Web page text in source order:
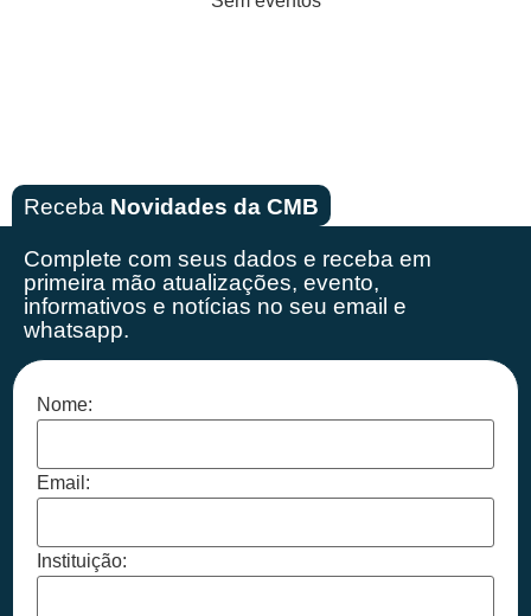
Receba Novidades da CMB
Complete com seus dados e receba em
primeira mão atualizações, evento,
informativos e notícias no seu email e
whatsapp.
Nome:
Email:
Instituição: